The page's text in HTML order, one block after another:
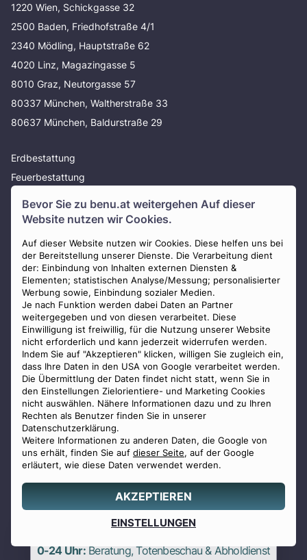
Bevor Sie zu benu.at weitergehen Auf dieser
Website nutzen wir Cookies.
Auf dieser Website nutzen wir Cookies. Diese helfen uns bei
der Bereitstellung unserer Dienste. Die Verarbeitung dient
der: Einbindung von Inhalten externen Diensten &
Elementen; statistischen Analyse/Messung; personalisierter
Werbung sowie, Einbindung sozialer Medien.
Je nach Funktion werden dabei Daten an Partner
weitergegeben und von diesen verarbeitet. Diese
Einwilligung ist freiwillig, für die Nutzung unserer Website
nicht erforderlich und kann jederzeit widerrufen werden.
Indem Sie auf "Akzeptieren" klicken, willigen Sie zugleich ein,
dass Ihre Daten in den USA von Google verarbeitet werden.
Die Übermittlung der Daten findet nicht statt, wenn Sie in
den Einstellungen Zielorientiere- und Marketing Cookies
nicht auswählen. Nähere Informationen dazu und zu Ihren
Rechten als Benutzer finden Sie in unserer
Datenschutzerklärung.
Weitere Informationen zu anderen Daten, die Google von
uns erhält, finden Sie auf dieser Seite, auf der Google
erläutert, wie diese Daten verwendet werden.
AKZEPTIEREN
EINSTELLUNGEN
0800 88 44 04
erstellen
0-24 Uhr:Beratung, Totenbeschau & Abholdienst
1220 Wien, Schickgasse 32
2500 Baden, Friedhofstraße 4/1
2340 Mödling, Hauptstraße 62
4020 Linz, Magazingasse 5
8010 Graz, Neutorgasse 57
80337 München, Waltherstraße 33
80637 München, Baldurstraße 29
Erdbestattung
Feuerbestattung
Donaubestattung
Bestattung München
Bestattung Linz
Bestattung planen
Benu BoX
Vorsorge
Günstige Feuerbestattungen
Kundenbewertungen
Traueranzeigen
Bestattungsratgeber
Über uns
Presse
AGB
Impressum
Zahlungsmöglichkeiten